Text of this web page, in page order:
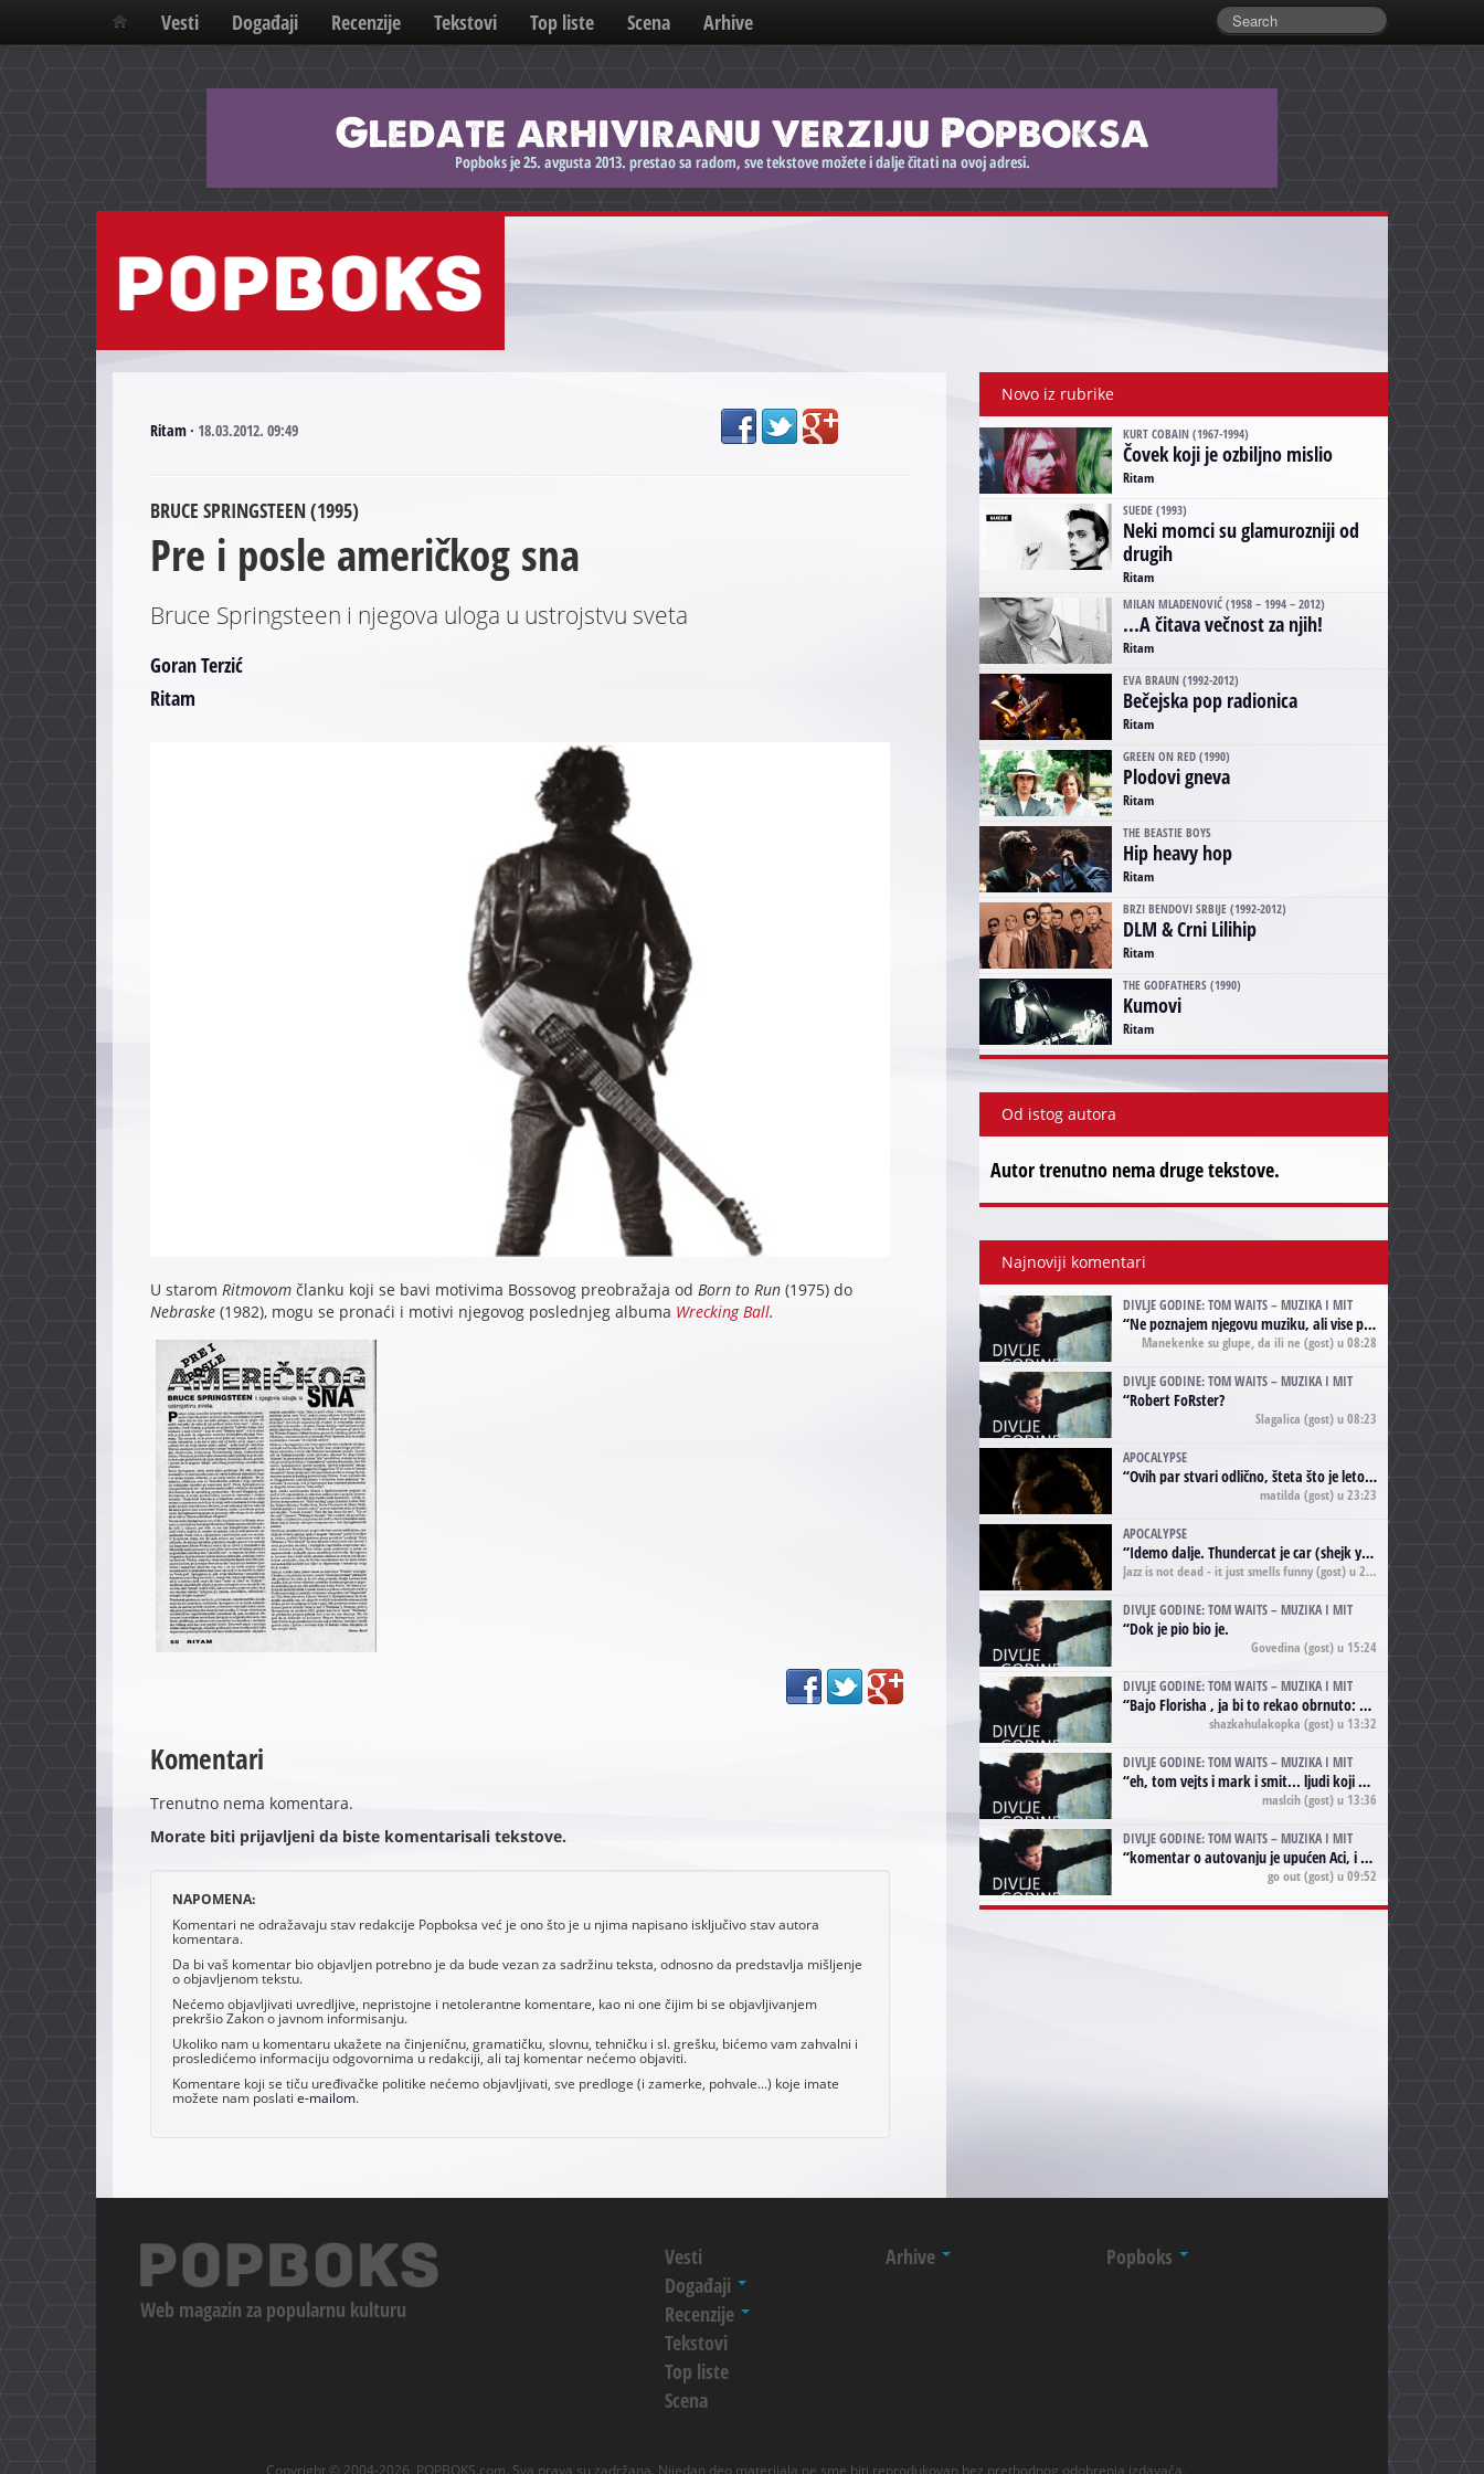
Vesti Događaji Recenzije Tekstovi Top liste Scena Arhive
Ritam· 18.03.2012. 09:49
BRUCE SPRINGSTEEN (1995)
Pre i posle američkog sna
Bruce Springsteen i njegova uloga u ustrojstvu sveta
Goran Terzić
Ritam
U starom Ritmovomčlanku koji se bavi motivima Bossovog preobražaja od Born to Run(1975) do
Nebraske(1982), mogu se pronaći i motivi njegovog poslednjeg albuma Wrecking Ball.
Komentari
Trenutno nema komentara.
Morate biti prijavljeni da biste komentarisali tekstove.
NAPOMENA:
Komentari ne odražavaju stav redakcije Popboksa već je ono što je u njima napisano isključivo stav autora
komentara.
Da bi vaš komentar bio objavljen potrebno je da bude vezan za sadržinu teksta, odnosno da predstavlja mišljenje
o objavljenom tekstu.
Nećemo objavljivati uvredljive, nepristojne i netolerantne komentare, kao ni one čijim bi se objavljivanjem
prekršio Zakon o javnom informisanju.
Ukoliko nam u komentaru ukažete na činjeničnu, gramatičku, slovnu, tehničku i sl. grešku, bićemo vam zahvalni i
prosledićemo informaciju odgovornima u redakciji, ali taj komentar nećemo objaviti.
Komentare koji se tiču uređivačke politike nećemo objavljivati, sve predloge (i zamerke, pohvale...) koje imate
možete nam poslati e-mailom.
Novo iz rubrike
KURT COBAIN (1967-1994)
Čovek koji je ozbiljno mislio
Ritam
SUEDE (1993)
Neki momci su glamurozniji od
drugih
Ritam
MILAN MLADENOVIĆ (1958 – 1994 – 2012)
...A čitava večnost za njih!
Ritam
EVA BRAUN (1992-2012)
Bečejska pop radionica
Ritam
GREEN ON RED (1990)
Plodovi gneva
Ritam
THE BEASTIE BOYS
Hip heavy hop
Ritam
BRZI BENDOVI SRBIJE (1992-2012)
DLM & Crni Lilihip
Ritam
THE GODFATHERS (1990)
Kumovi
Ritam
Od istog autora
Autor trenutno nema druge tekstove.
Najnoviji komentari
DIVLJE GODINE: TOM WAITS – MUZIKA I MIT
“Ne poznajem njegovu muziku, ali vise puta nego sto sam to zazeleo gledao sam njegove umjetnicke slike na raznim stranama interneta. Te stoga zakljucujem da je Tom Waits Lady Gaga muzike namrstenih, ma
Manekenke su glupe, da ili ne (gost) u 08:28
DIVLJE GODINE: TOM WAITS – MUZIKA I MIT
“Robert FoRster?
Slagalica (gost) u 08:23
APOCALYPSE
“Ovih par stvari odlično, šteta što je leto pri kraju, a kaput koji te vervoatno podseća na pirotski ćilim je iz tradicije Navaho indijanaca ;)
matilda (gost) u 23:23
APOCALYPSE
“Idemo dalje. Thundercat je car (shejk yerbuti )!
Jazz is not dead - it just smells funny(gost) u 20:11
DIVLJE GODINE: TOM WAITS – MUZIKA I MIT
“Dok je pio bio je.
Govedina (gost) u 15:24
DIVLJE GODINE: TOM WAITS – MUZIKA I MIT
“Bajo Florisha , ja bi to rekao obrnuto: Beefheart je za Waitsa, isto sto i Hendrix za Lenny Kravitza
shazkahulakopka (gost) u 13:32
DIVLJE GODINE: TOM WAITS – MUZIKA I MIT
“eh, tom vejts i mark i smit... ljudi koji bi muzici više doprineli da su radili kao vozači tramvaja u gsp-u.
maslcih(gost) u 13:36
DIVLJE GODINE: TOM WAITS – MUZIKA I MIT
“komentar o autovanju je upućen Aci, i odnosi se na ono drugo autovanje...'senzualnost Waitsa' ;)
go out(gost) u 09:52
Web magazin za popularnu kulturu
Vesti
Događaji
Recenzije
Tekstovi
Top liste
Scena
Arhive Popboks
Copyright © 2004-2026. POPBOKS.com. Sva prava su zadržana. Nijedan deo materijala ne sme biti reprodukovan bez prethodnog odobrenja izdavača.